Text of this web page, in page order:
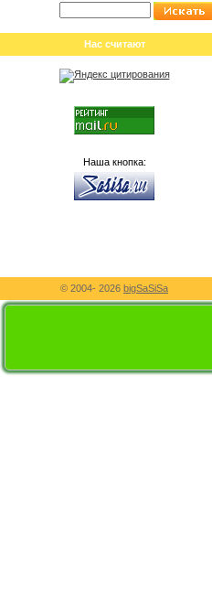
Нас считают
Наша кнопка:
© 2004- 2026 bigSaSiSa